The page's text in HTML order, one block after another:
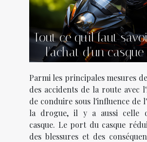
Tout ce qu'il faut
l'achat d'un casque
Parmi les principales mesures
des accidents de la route avec
de conduire sous l'influence de
la drogue, il y a aussi celle
casque. Le port du casque
des blessures et des